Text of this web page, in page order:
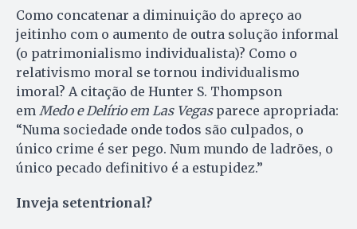
Como concatenar a diminuição do apreço ao
jeitinho com o aumento de outra solução informal
(o patrimonialismo individualista)? Como o
relativismo moral se tornou individualismo
imoral? A citação de Hunter S. Thompson
em Medo e Delírio em Las Vegas parece apropriada:
“Numa sociedade onde todos são culpados, o
único crime é ser pego. Num mundo de ladrões, o
único pecado definitivo é a estupidez.”
Inveja setentrional?